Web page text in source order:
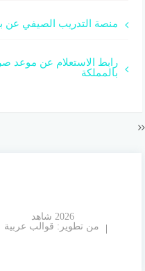
منصة التدريب الصيفي عن
بالمملكة
من تطوير: قوالب عربية